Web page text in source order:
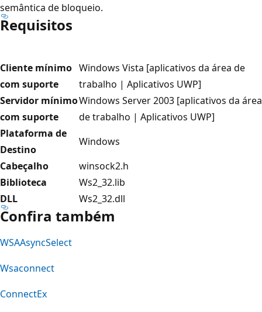
semântica de bloqueio.
Requisitos
Cliente mínimo
com suporte
Windows Vista [aplicativos da área de
trabalho | Aplicativos UWP]
Servidor mínimo
com suporte
Windows Server 2003 [aplicativos da área
de trabalho | Aplicativos UWP]
Plataforma de
Destino
Windows
Cabeçalho
winsock2.h
Biblioteca
Ws2_32.lib
DLL
Ws2_32.dll
Confira também
WSAAsyncSelect
Wsaconnect
ConnectEx